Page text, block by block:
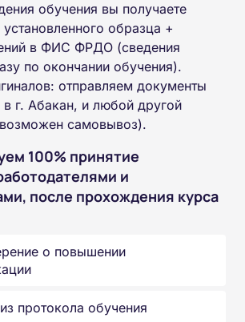
обучения вы получаете
образца +
в ФИС ФРДО (сведения
по окончании обучения).
отправляем документы
г. Абакан, и любой другой
самовывоз).
100% принятие
и
после прохождения курса
о повышении
протокола обучения